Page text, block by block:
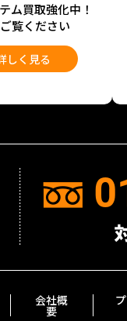
ム買取強化中！
覧ください
しく見る
会社概
要